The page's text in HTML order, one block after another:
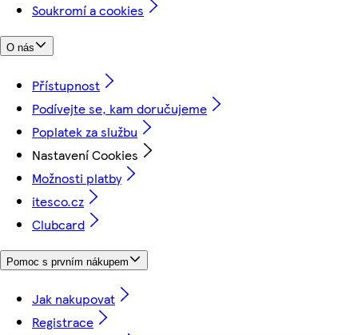
Soukromí a cookies
O nás
Přístupnost
Podívejte se, kam doručujeme
Poplatek za službu
Nastavení Cookies
Možnosti platby
itesco.cz
Clubcard
Pomoc s prvním nákupem
Jak nakupovat
Registrace